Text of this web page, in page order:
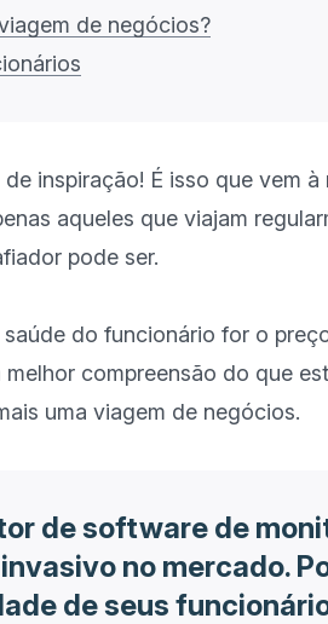
de negócios?
inspiração! É isso que vem à
aqueles que viajam
pode ser.
do funcionário for o
compreensão do que
de software de
no mercado.
de seus